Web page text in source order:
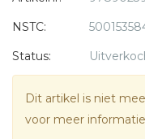
NSTC:
Status:
Dit artikel is niet
voor meer